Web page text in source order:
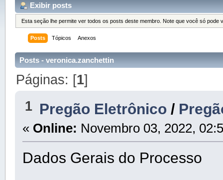
Exibir posts
Esta seção lhe permite ver todos os posts deste membro. Note que você só
Posts Tópicos Anexos
Posts - veronica.zanchettin
Páginas: [1]
1 Pregão Eletrônico /
« Online: Novembro 03, 2022,
Dados Gerais do Processo